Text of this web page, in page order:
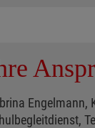
Engelmann,